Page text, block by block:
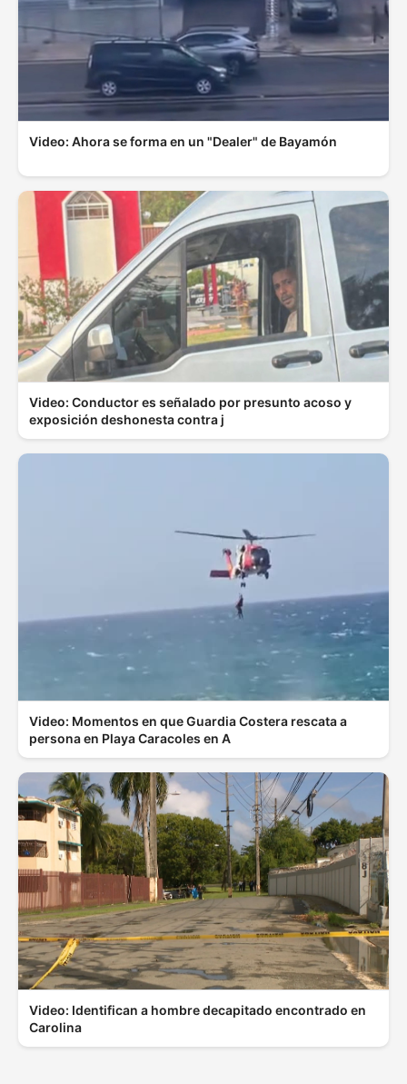
Video: Ahora se forma en un "Dealer" de Bayamón
Video: Conductor es señalado por presunto acoso y
exposición deshonesta contra j
Video: Momentos en que Guardia Costera rescata a
persona en Playa Caracoles en A
Video: Identifican a hombre decapitado encontrado en
Carolina